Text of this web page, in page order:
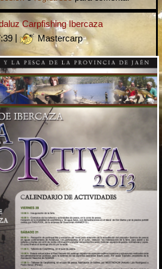
Carpfishing Ibercaza
| Mastercarp